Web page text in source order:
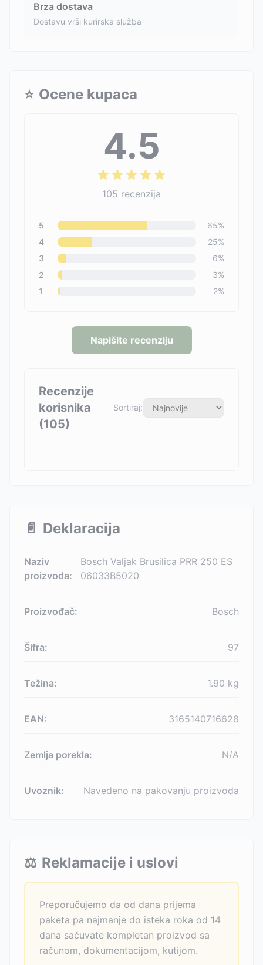
Brza dostava
Dostavu vrši kurirska služba
⭐ Ocene kupaca
4.5
105 recenzija
5 65%
4
25%
3
6%
2
3%
1
2%
Napišite recenziju
Recenzije
korisnika
(105)
Sortiraj:
📄 Deklaracija
Naziv
proizvoda:
Bosch Valjak Brusilica PRR 250 ES
06033B5020
Proizvođač: Bosch
Šifra: 97
Težina: 1.90 kg
EAN: 3165140716628
Zemlja porekla: N/A
Uvoznik: Navedeno na pakovanju proizvoda
⚖️ Reklamacije i uslovi
Preporučujemo da od dana prijema
paketa pa najmanje do isteka roka od 14
dana sačuvate kompletan proizvod sa
računom, dokumentacijom, kutijom.